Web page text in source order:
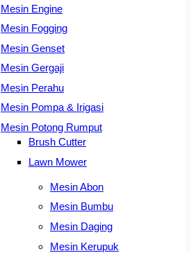
Mesin Engine
Mesin Fogging
Mesin Genset
Mesin Gergaji
Mesin Perahu
Mesin Pompa & Irigasi
Mesin Potong Rumput
Brush Cutter
Lawn Mower
Mesin Abon
Mesin Bumbu
Mesin Daging
Mesin Kerupuk